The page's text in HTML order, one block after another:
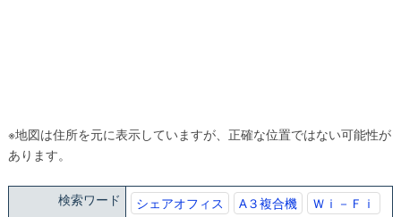
※地図は住所を元に表示していますが、正確な位置ではない可能性が
あります。
検索ワード シェアオフィス A３複合機
Ｗｉ－Ｆｉ